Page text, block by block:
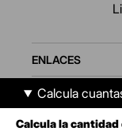
Calcula
Calcula la
ENLACES
AMBIENTES